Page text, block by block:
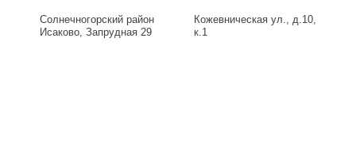
Солнечногорский район
Исаково, Запрудная 29
Кожевническая ул., д.10,
к.1